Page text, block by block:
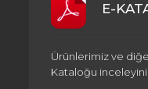
E-
Ürünlerimiz ve
Kataloğu